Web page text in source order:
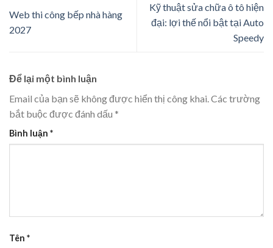
Web thi công bếp nhà hàng
2027
Kỹ thuật sửa chữa ô tô hiện
đại: lợi thế nổi bật tại Auto
Speedy
Để lại một bình luận
Email của bạn sẽ không được hiển thị công khai.Các trường
bắt buộc được đánh dấu *
Bình luận *
Tên *